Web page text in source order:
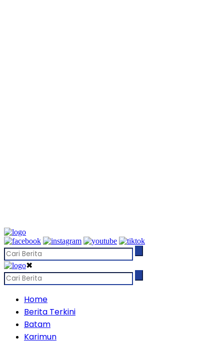
✖
Home
Berita Terkini
Batam
Karimun